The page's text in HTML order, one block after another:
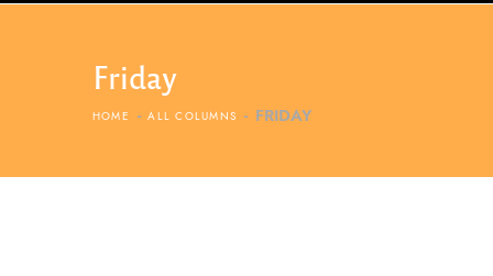
Friday
HOME ALL COLUMNS FRIDAY